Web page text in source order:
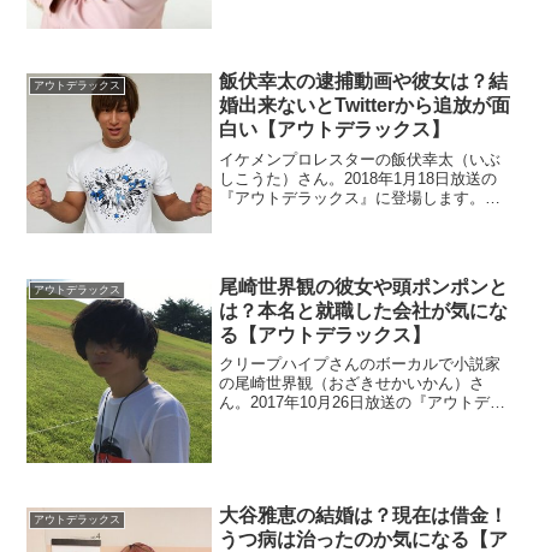
アウトデラックス
飯伏幸太の逮捕動画や彼女は？結
婚出来ないとTwitterから追放が面
白い【アウトデラックス】
イケメンプロレスターの飯伏幸太（いぶ
しこうた）さん。2018年1月18日放送の
『アウトデラックス』に登場します。ネ
れたみたいです。
アウトデラックス
尾崎世界観の彼女や頭ポンポンと
は？本名と就職した会社が気にな
る【アウトデラックス】
クリープハイプさんのボーカルで小説家
の尾崎世界観（おざきせかいかん）さ
ん。2017年10月26日放送の『アウトデラ
アウトデラックス
大谷雅恵の結婚は？現在は借金！
うつ病は治ったのか気になる【ア